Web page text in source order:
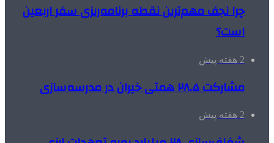
چرا نجف مهم‌ترین نقطه برنامه‌ریزی سفر اربعین
است؟
2 هفته پیش
مشارکت ۲۸.۵ همتی خیران در مدرسه‌سازی
2 هفته پیش